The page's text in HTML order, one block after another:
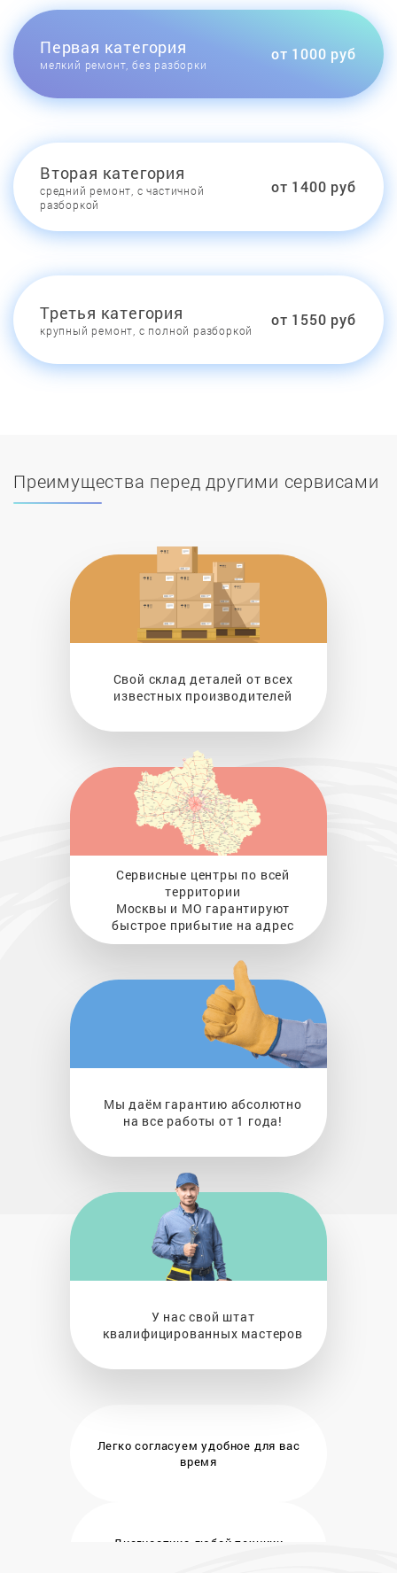
Первая категория
мелкий ремонт, без разборки
от 1000 руб
Вторая категория
средний ремонт, с частичной
разборкой
от 1400 руб
Третья категория
крупный ремонт, с полной разборкой
от 1550 руб
Преимущества перед другими сервисами
Свой склад деталей от всех
известных производителей
Сервисные центры по всей
территории
Москвы и МО гарантируют
быстрое прибытие на адрес
Мы даём гарантию абсолютно
на все работы от 1 года!
У нас свой штат
квалифицированных мастеров
Легко согласуем удобное для вас
время
Диагностика любой техники